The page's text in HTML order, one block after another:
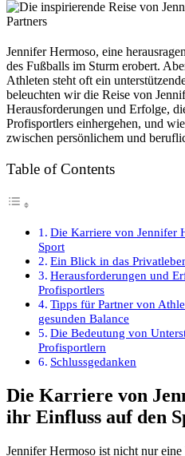
Jennifer Hermoso, eine
des Fußballs im Sturm erobert.
Athleten steht oft ein
beleuchten wir die Reise von
Herausforderungen und Erfolge,
Profisportlers einhergehen, und
zwischen persönlichem und
Table of Contents
Die Karriere von Jennifer
Sport
Ein Blick in das
Herausforderungen und
Profisportlers
Tipps für Partner von
gesunden Balance
Die Bedeutung von
Profisportlern
Schlussgedanken
Die Karriere von
ihr Einfluss auf den
Jennifer Hermoso ist nicht nur